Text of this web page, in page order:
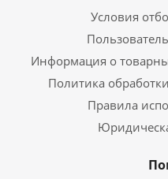
Условия
Информация о
Политика
Правила